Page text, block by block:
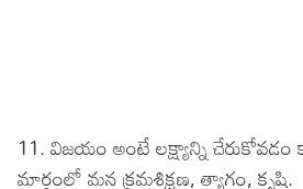
11. విజయం అంటే లక్ష్యాన్ని చేరుకోవడం
మార్గంలో మన క్రమశిక్షణ, త్యాగం, కృషి.